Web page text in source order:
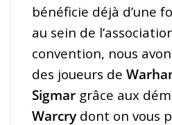
bénéficie déjà d’une
au sein de
convention, nous
des joueurs de
Sigmar grâce aux
Warcry dont on vous